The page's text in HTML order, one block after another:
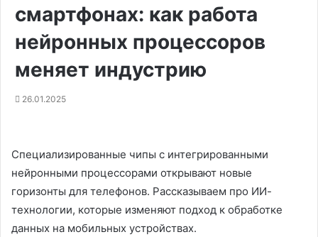
смартфонах: как работа
нейронных процессоров
меняет индустрию
26.01.2025
Специализированные чипы с интегрированными
нейронными процессорами открывают новые
горизонты для телефонов. Рассказываем про ИИ-
технологии, которые изменяют подход к обработке
данных на мобильных устройствах.